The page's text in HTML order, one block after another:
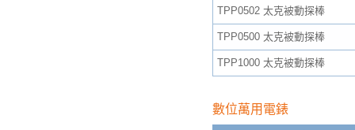
TPP0502 太克被動探棒
TPP0500 太克被動探棒
TPP1000 太克被動探棒
數位萬用電錶